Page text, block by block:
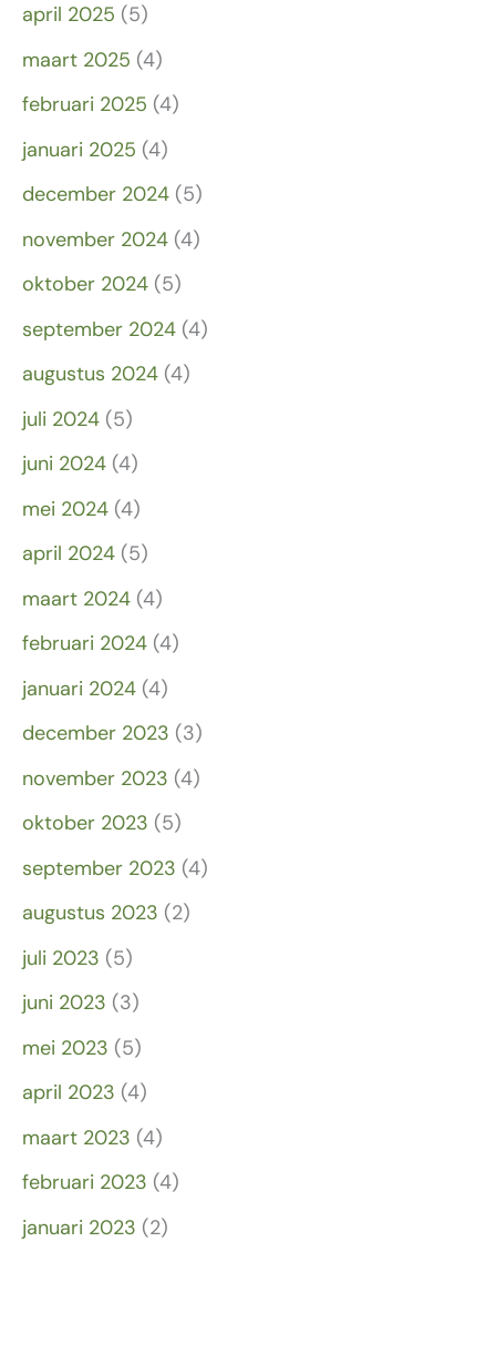
april 2025 (5)
maart 2025 (4)
februari 2025 (4)
januari 2025 (4)
december 2024 (5)
november 2024 (4)
oktober 2024 (5)
september 2024 (4)
augustus 2024 (4)
juli 2024 (5)
juni 2024 (4)
mei 2024 (4)
april 2024 (5)
maart 2024 (4)
februari 2024 (4)
januari 2024 (4)
december 2023 (3)
november 2023 (4)
oktober 2023 (5)
september 2023 (4)
augustus 2023 (2)
juli 2023 (5)
juni 2023 (3)
mei 2023 (5)
april 2023 (4)
maart 2023 (4)
februari 2023 (4)
januari 2023 (2)